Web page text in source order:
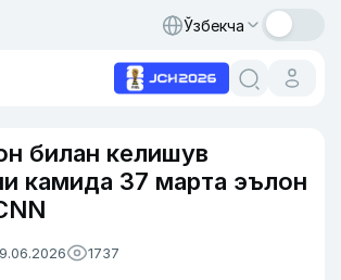
Ўзбекча
билан келишув
камида 37 марта эълон
1737